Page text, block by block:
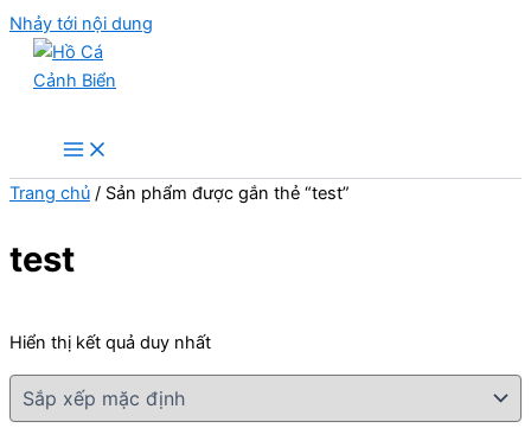
Nhảy tới nội dung
Trang chủ / Sản phẩm được gắn thẻ “test”
test
Hiển thị kết quả duy nhất